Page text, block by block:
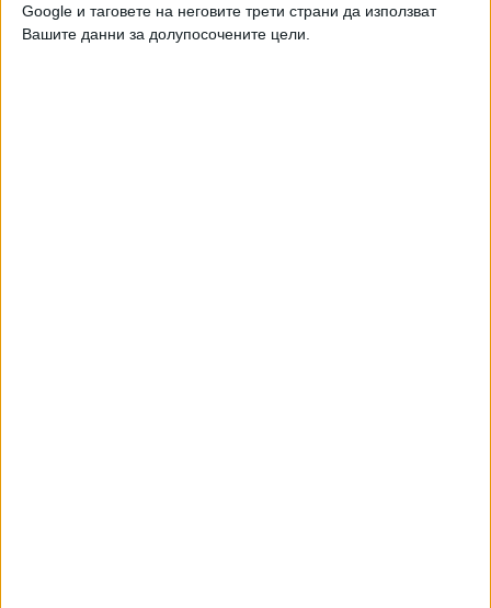
Google и таговете на неговите трети страни да използват
Вашите данни за долупосочените цели.
Броят на регистрираните случаи вече достигна 11, от